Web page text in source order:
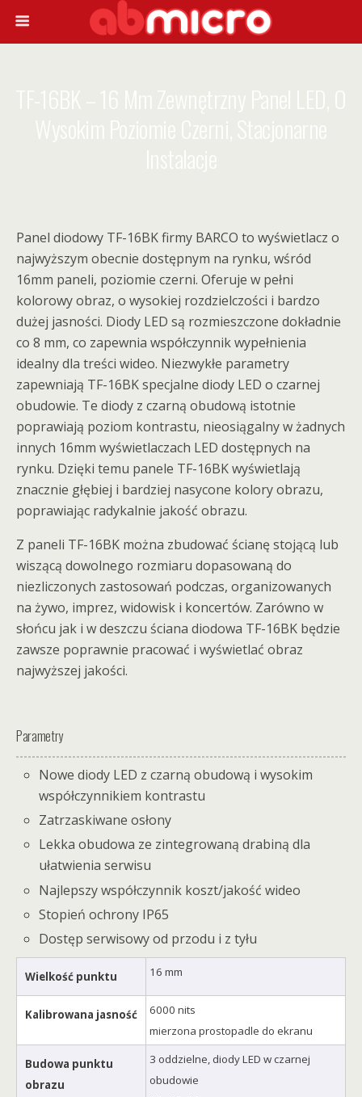
Panel diodowy TF-16BK firmy BARCO to wyświetlacz o
najwyższym obecnie dostępnym na rynku, wśród
16mm paneli, poziomie czerni. Oferuje w pełni
kolorowy obraz, o wysokiej rozdzielczości i bardzo
dużej jasności. Diody LED są rozmieszczone dokładnie
co 8 mm, co zapewnia współczynnik wypełnienia
idealny dla treści wideo. Niezwykłe parametry
zapewniają TF-16BK specjalne diody LED o czarnej
obudowie. Te diody z czarną obudową istotnie
poprawiają poziom kontrastu, nieosiągalny w żadnych
innych 16mm wyświetlaczach LED dostępnych na
rynku. Dzięki temu panele TF-16BK wyświetlają
znacznie głębiej i bardziej nasycone kolory obrazu,
poprawiając radykalnie jakość obrazu.
Z paneli TF-16BK można zbudować ścianę stojącą lub
wiszącą dowolnego rozmiaru dopasowaną do
niezliczonych zastosowań podczas, organizowanych
na żywo, imprez, widowisk i koncertów. Zarówno w
słońcu jak i w deszczu ściana diodowa TF-16BK będzie
zawsze poprawnie pracować i wyświetlać obraz
najwyższej jakości.
Parametry
Nowe diody LED z czarną obudową i wysokim
współczynnikiem kontrastu
Zatrzaskiwane osłony
Lekka obudowa ze zintegrowaną drabiną dla
ułatwienia serwisu
Najlepszy współczynnik koszt/jakość wideo
Stopień ochrony IP65
Dostęp serwisowy od przodu i z tyłu
Wielkość punktu 16 mm
Kalibrowana jasność
6000 nits
mierzona prostopadle do ekranu
Budowa punktu
obrazu
3 oddzielne, diody LED w czarnej
obudowie